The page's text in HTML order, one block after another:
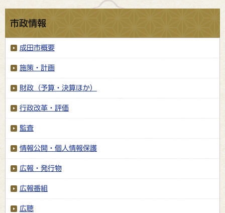
市政情報
成田市概要
施策・計画
財政（予算・決算ほか）
行政改革・評価
監査
情報公開・個人情報保護
広報・発行物
広報番組
広聴